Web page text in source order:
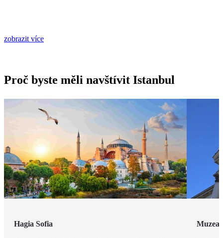
zobrazit více
Proč byste měli navštívit Istanbul
Hagia Sofia Muzea